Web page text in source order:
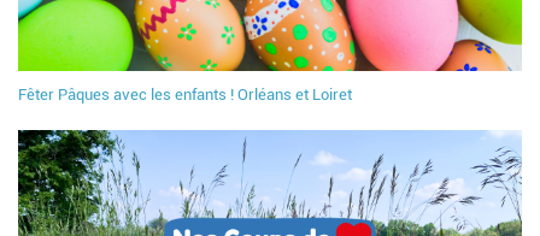
Fêter Pâques avec les enfants ! Orléans et Loiret